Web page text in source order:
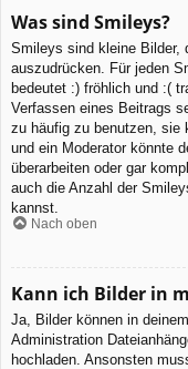
Was sind Smileys?
Smileys sind kleine Bilder,
auszudrücken. Für jeden
bedeutet :) fröhlich und :(
Verfassen eines Beitrags
zu häufig zu benutzen, sie
und ein Moderator könnte
überarbeiten oder gar
auch die Anzahl der
kannst.
Nach oben
Kann ich Bilder in
Ja, Bilder können in
Administration
hochladen. Ansonsten